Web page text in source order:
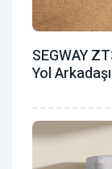
SEGWAY
Yol